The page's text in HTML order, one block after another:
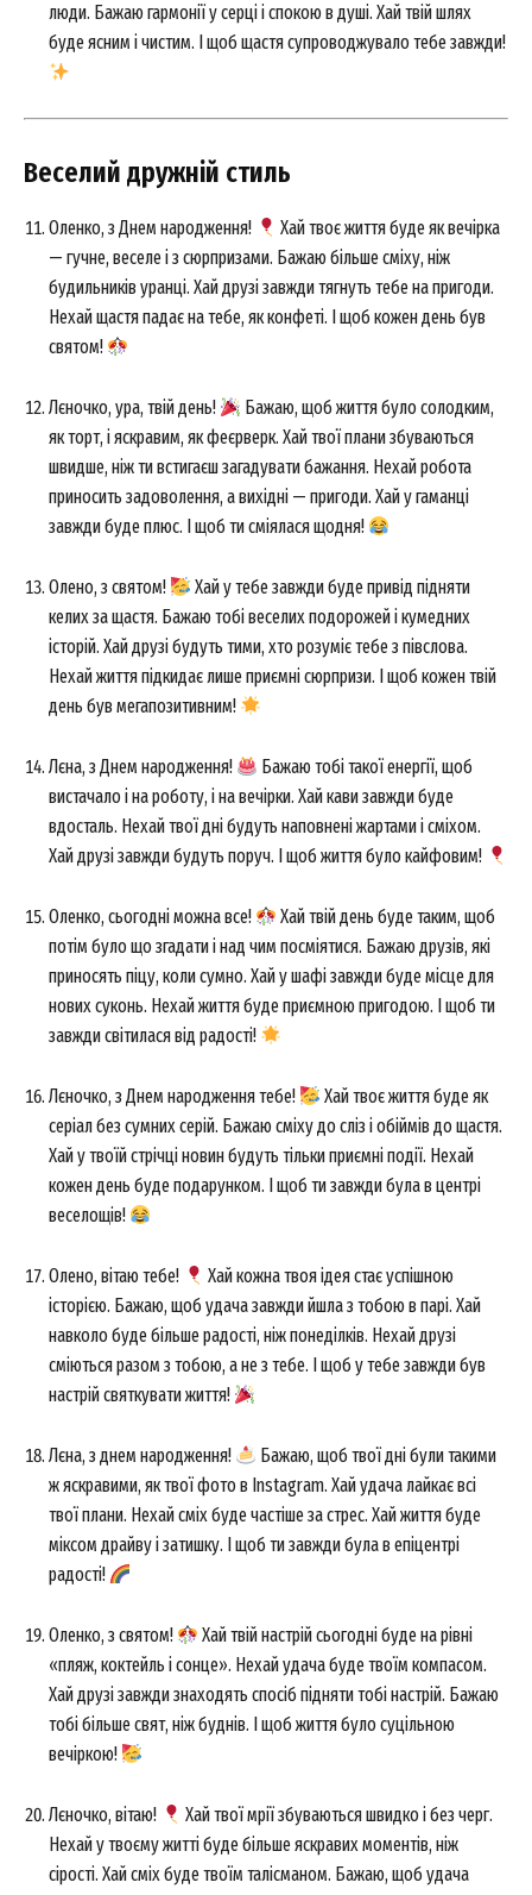
люди. Бажаю гармонії у серці і спокою в душі. Хай твій шлях
буде ясним і чистим. І щоб щастя супроводжувало тебе завжди!
Веселий дружній стиль
Оленко, з Днем народження!
Хай твоє життя буде як вечірка
— гучне, веселе і з сюрпризами. Бажаю більше сміху, ніж
будильників уранці. Хай друзі завжди тягнуть тебе на пригоди.
Нехай щастя падає на тебе, як конфеті. І щоб кожен день був
святом!
Лєночко, ура, твій день!
Бажаю, щоб життя було солодким,
як торт, і яскравим, як феєрверк. Хай твої плани збуваються
швидше, ніж ти встигаєш загадувати бажання. Нехай робота
приносить задоволення, а вихідні — пригоди. Хай у гаманці
завжди буде плюс. І щоб ти сміялася щодня!
Олено, з святом!
Хай у тебе завжди буде привід підняти
келих за щастя. Бажаю тобі веселих подорожей і кумедних
історій. Хай друзі будуть тими, хто розуміє тебе з півслова.
Нехай життя підкидає лише приємні сюрпризи. І щоб кожен твій
день був мегапозитивним!
Лєна, з Днем народження!
Бажаю тобі такої енергії, щоб
вистачало і на роботу, і на вечірки. Хай кави завжди буде
вдосталь. Нехай твої дні будуть наповнені жартами і сміхом.
Хай друзі завжди будуть поруч. І щоб життя було кайфовим!
Оленко, сьогодні можна все!
Хай твій день буде таким, щоб
потім було що згадати і над чим посміятися. Бажаю друзів, які
приносять піцу, коли сумно. Хай у шафі завжди буде місце для
нових суконь. Нехай життя буде приємною пригодою. І щоб ти
завжди світилася від радості!
Лєночко, з Днем народження тебе!
Хай твоє життя буде як
серіал без сумних серій. Бажаю сміху до сліз і обіймів до щастя.
Хай у твоїй стрічці новин будуть тільки приємні події. Нехай
кожен день буде подарунком. І щоб ти завжди була в центрі
веселощів!
Олено, вітаю тебе!
Хай кожна твоя ідея стає успішною
історією. Бажаю, щоб удача завжди йшла з тобою в парі. Хай
навколо буде більше радості, ніж понеділків. Нехай друзі
сміються разом з тобою, а не з тебе. І щоб у тебе завжди був
настрій святкувати життя!
Лєна, з днем народження!
Бажаю, щоб твої дні були такими
ж яскравими, як твої фото в Instagram. Хай удача лайкає всі
твої плани. Нехай сміх буде частіше за стрес. Хай життя буде
міксом драйву і затишку. І щоб ти завжди була в епіцентрі
радості!
Оленко, з святом!
Хай твій настрій сьогодні буде на рівні
«пляж, коктейль і сонце». Нехай удача буде твоїм компасом.
Хай друзі завжди знаходять спосіб підняти тобі настрій. Бажаю
тобі більше свят, ніж буднів. І щоб життя було суцільною
вечіркою!
Лєночко, вітаю!
Хай твої мрії збуваються швидко і без черг.
Нехай у твоєму житті буде більше яскравих моментів, ніж
сірості. Хай сміх буде твоїм талісманом. Бажаю, щоб удача